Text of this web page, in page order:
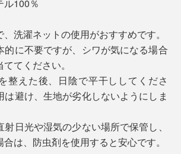
ル100％
、洗濯ネットの使用がおすすめです。
的に不要ですが、シワが気になる場合
てください。
整えた後、日陰で平干ししてくださ
は避け、生地が劣化しないようにしま
射日光や湿気の少ない場所で保管し、
は、防虫剤を使用すると安心です。